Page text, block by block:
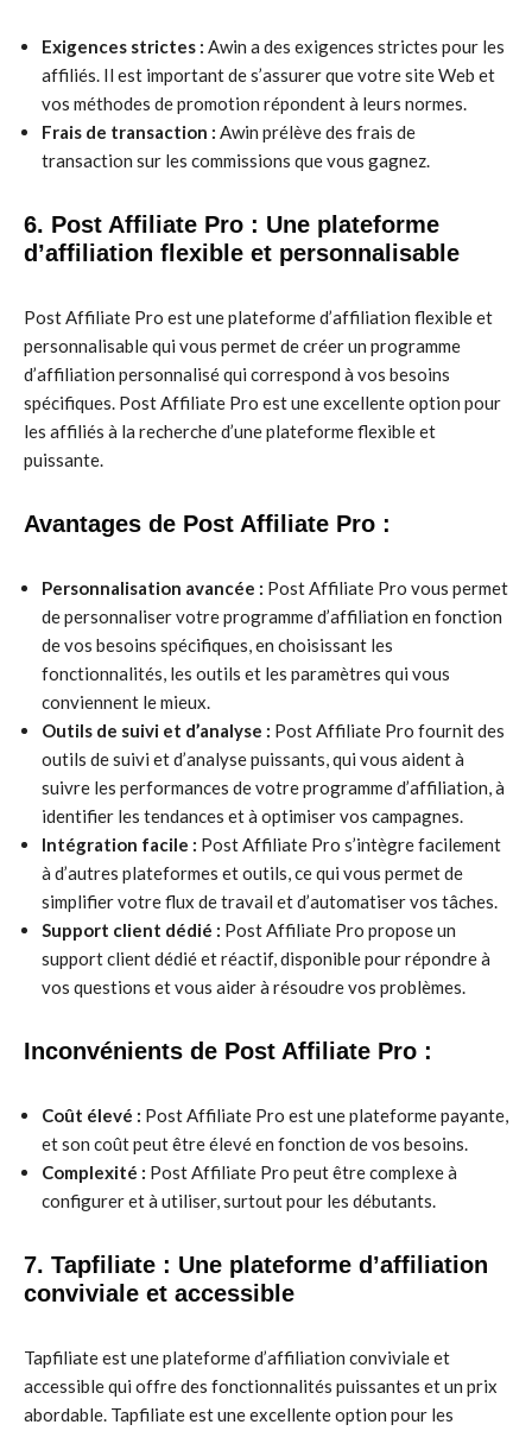
Exigences strictes : Awin a des exigences strictes pour les
affiliés. Il est important de s’assurer que votre site Web et
vos méthodes de promotion répondent à leurs normes.
Frais de transaction : Awin prélève des frais de
transaction sur les commissions que vous gagnez.
6. Post Affiliate Pro : Une plateforme
d’affiliation flexible et personnalisable
Post Affiliate Pro est une plateforme d’affiliation flexible et
personnalisable qui vous permet de créer un programme
d’affiliation personnalisé qui correspond à vos besoins
spécifiques. Post Affiliate Pro est une excellente option pour
les affiliés à la recherche d’une plateforme flexible et
puissante.
Avantages de Post Affiliate Pro :
Personnalisation avancée : Post Affiliate Pro vous permet
de personnaliser votre programme d’affiliation en fonction
de vos besoins spécifiques, en choisissant les
fonctionnalités, les outils et les paramètres qui vous
conviennent le mieux.
Outils de suivi et d’analyse : Post Affiliate Pro fournit des
outils de suivi et d’analyse puissants, qui vous aident à
suivre les performances de votre programme d’affiliation, à
identifier les tendances et à optimiser vos campagnes.
Intégration facile : Post Affiliate Pro s’intègre facilement
à d’autres plateformes et outils, ce qui vous permet de
simplifier votre flux de travail et d’automatiser vos tâches.
Support client dédié : Post Affiliate Pro propose un
support client dédié et réactif, disponible pour répondre à
vos questions et vous aider à résoudre vos problèmes.
Inconvénients de Post Affiliate Pro :
Coût élevé : Post Affiliate Pro est une plateforme payante,
et son coût peut être élevé en fonction de vos besoins.
Complexité : Post Affiliate Pro peut être complexe à
configurer et à utiliser, surtout pour les débutants.
7. Tapfiliate : Une plateforme d’affiliation
conviviale et accessible
Tapfiliate est une plateforme d’affiliation conviviale et
accessible qui offre des fonctionnalités puissantes et un prix
abordable. Tapfiliate est une excellente option pour les